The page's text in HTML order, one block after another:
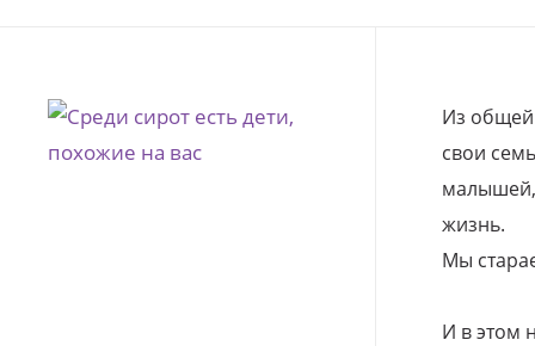
Из общей
свои
малышей,
жизнь.
Мы
И в этом